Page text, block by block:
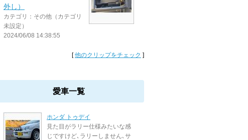
外し）
カテゴリ：その他（カテゴリ
未設定）
2024/06/08 14:38:55
[他のクリップをチェック ]
愛車一覧
ホンダ トゥデイ
見た目がラリー仕様みたいな感
じですけど､ラリーしません､サ